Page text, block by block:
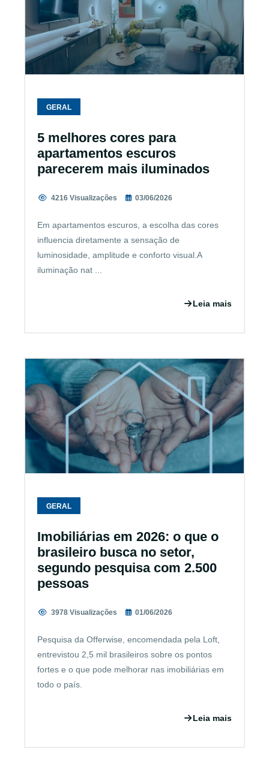
GERAL
5 melhores cores para
apartamentos escuros
parecerem mais iluminados
4216 Visualizações 03/06/2026
Em apartamentos escuros, a escolha das cores
influencia diretamente a sensação de
luminosidade, amplitude e conforto visual.A
iluminação nat ...
Leia mais
GERAL
Imobiliárias em 2026: o que o
brasileiro busca no setor,
segundo pesquisa com 2.500
pessoas
3978 Visualizações 01/06/2026
Pesquisa da Offerwise, encomendada pela Loft,
entrevistou 2,5 mil brasileiros sobre os pontos
fortes e o que pode melhorar nas imobiliárias em
todo o país.
Leia mais